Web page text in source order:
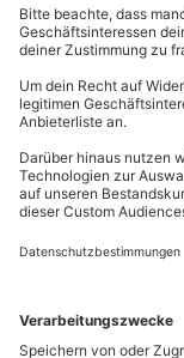
Kein
Keine
Wetter
Bei
machen,
mydays
81671
Du erreichst
außer an
Mo-Fr: 8-20 Uhr |
Sichere Dir